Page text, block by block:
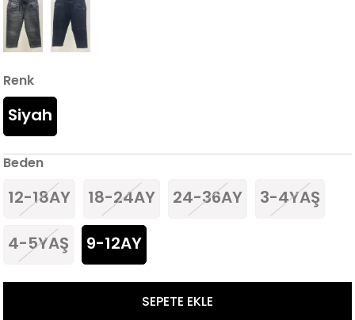
Renk
Siyah
Beden
12-18AY 18-24AY 24-36AY 3-4YAŞ
4-5YAŞ 9-12AY